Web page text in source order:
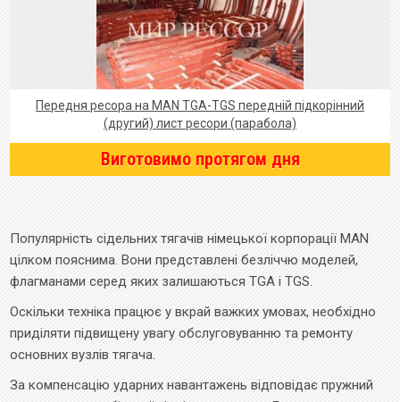
Популярність сідельних тягачів німецької корпорації MAN
цілком пояснима. Вони представлені безліччю моделей,
флагманами серед яких залишаються TGA і TGS.
Оскільки техніка працює у вкрай важких умовах, необхідно
приділяти підвищену увагу обслуговуванню та ремонту
основних вузлів тягача.
За компенсацію ударних навантажень відповідає пружний
Передня ресора на MAN TGA-TGS передній підкорінний
(другий) лист ресори (парабола)
Виготовимо протягом дня